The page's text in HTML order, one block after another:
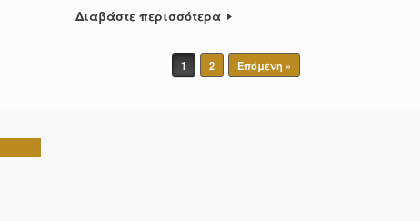
Διαβάστε περισσότερα
1 2 Επόμενη »